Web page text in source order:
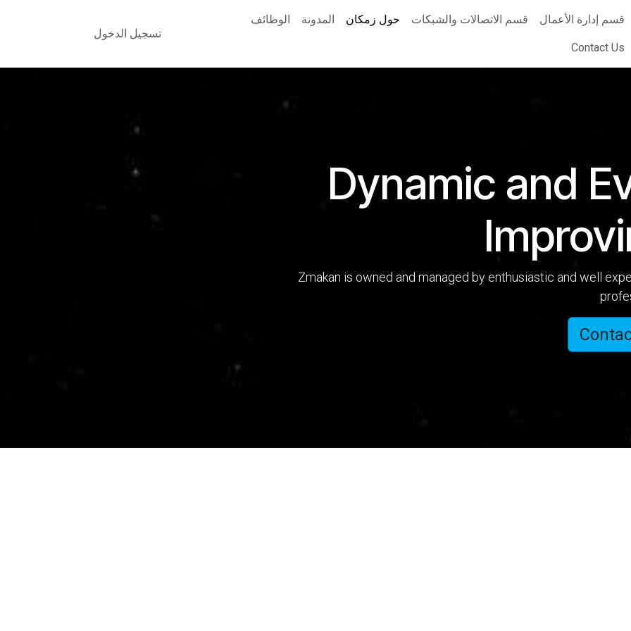
قسم إدارة الأعمال قسم الاتصالات والشبكات حول زمكان المدونة الوظائف
Contact Us
تسجيل الدخول
Dynamic and
Zmakan is owned and managed by enthusiastic and well